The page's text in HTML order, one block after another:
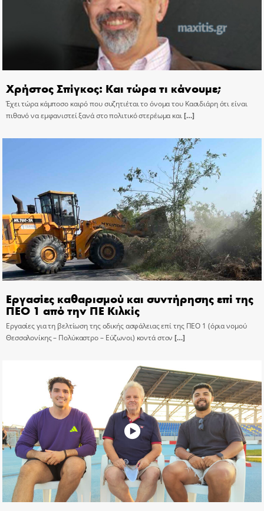
Χρήστος Σπίγκος: Και τώρα τι κάνουμε;
Έχει τώρα κάμποσο καιρό που συζητιέται το όνομα του Κασιδιάρη ότι είναι
πιθανό να εμφανιστεί ξανά στο πολιτικό στερέωμα και[…]
Εργασίες καθαρισμού και συντήρησης επί της
ΠΕΟ 1 από την ΠΕ Κιλκίς
Εργασίες για τη βελτίωση της οδικής ασφάλειας επί της ΠΕΟ 1 (όρια νομού
Θεσσαλονίκης – Πολύκαστρο – Εύζωνοι) κοντά στον […]